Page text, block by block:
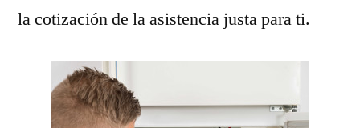
la cotización de la asistencia justa para ti.